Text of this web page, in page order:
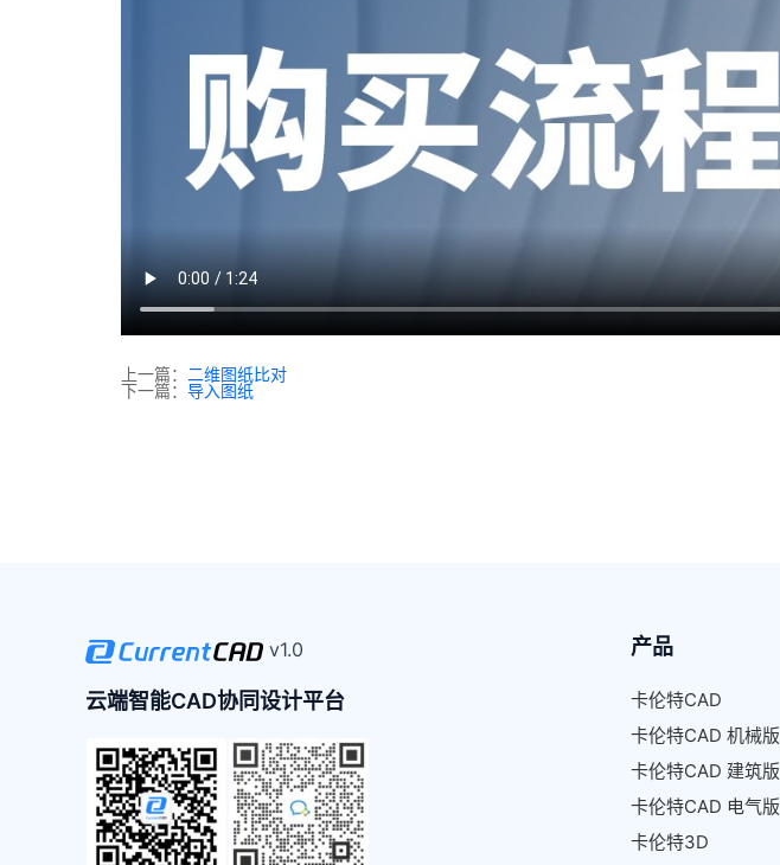
上一篇： 二维图纸比对
下一篇： 导入图纸
v1.0
云端智能CAD协同设计平台
产品
卡伦特CAD
卡伦特CAD 机械版
卡伦特CAD 建筑版
卡伦特CAD 电气版
卡伦特3D